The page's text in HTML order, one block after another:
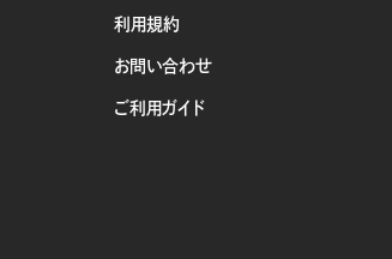
利用規約
お問い合わせ
ご利用ガイド